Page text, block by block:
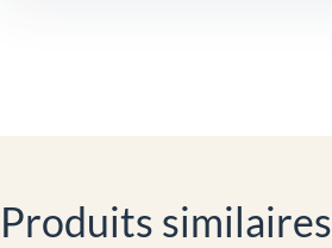
Produits similaires